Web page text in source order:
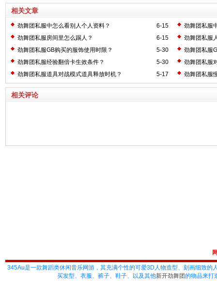
相关文章
6-15
劲舞团私服中怎么看别人个人资料？
劲舞团私服
6-15
劲舞团私服房间里怎么踢人？
劲舞团私服
5-30
劲舞团私服GB购买的服饰使用时限？
劲舞团私服
5-30
劲舞团私服经验翻倍卡生效条件？
劲舞团私服
5-17
劲舞团私服道具对战模式道具释放时机？ 劲舞团私服
相关评论
345Au是一款舞蹈类休闲音乐网游，其充满个性的可爱3D人物造型、刻画细致
买发型、衣服、裤子、鞋子、以及其他新开劲舞团的物品来打